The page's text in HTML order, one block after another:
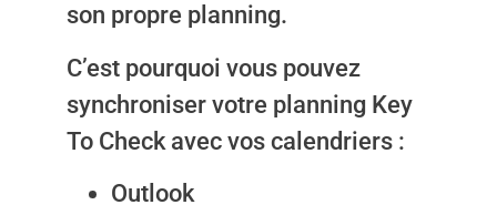
son propre planning.
C’est pourquoi vous pouvez
synchroniser votre planning Key
To Check avec vos calendriers :
Outlook